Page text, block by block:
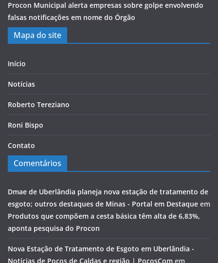
Procon Municipal alerta empresas sobre golpe envolvendo
falsas notificações em nome do Órgão
Mapa do site
Início
Notícias
Roberto Tereziano
Roni Bispo
Contato
Comentários
Dmae de Uberlândia planeja nova estação de tratamento de
esgoto; outros destaques de Minas - Portal em Destaque em
Produtos que compõem a cesta básica têm alta de 6,83%,
aponta pesquisa do Procon
Nova Estação de Tratamento de Esgoto em Uberlândia -
Notícias de Poços de Caldas e região | PocosCom em